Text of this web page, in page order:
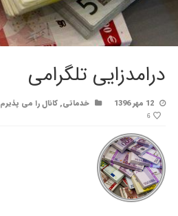
درامدزایی تلگرامی
12 مهر 1396 خدماتی,کانال را می پذیرم
6